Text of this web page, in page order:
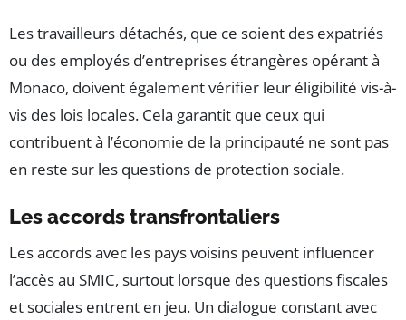
Les travailleurs détachés, que ce soient des expatriés
ou des employés d’entreprises étrangères opérant à
Monaco, doivent également vérifier leur éligibilité vis-à-
vis des lois locales. Cela garantit que ceux qui
contribuent à l’économie de la principauté ne sont pas
en reste sur les questions de protection sociale.
Les accords transfrontaliers
Les accords avec les pays voisins peuvent influencer
l’accès au SMIC, surtout lorsque des questions fiscales
et sociales entrent en jeu. Un dialogue constant avec